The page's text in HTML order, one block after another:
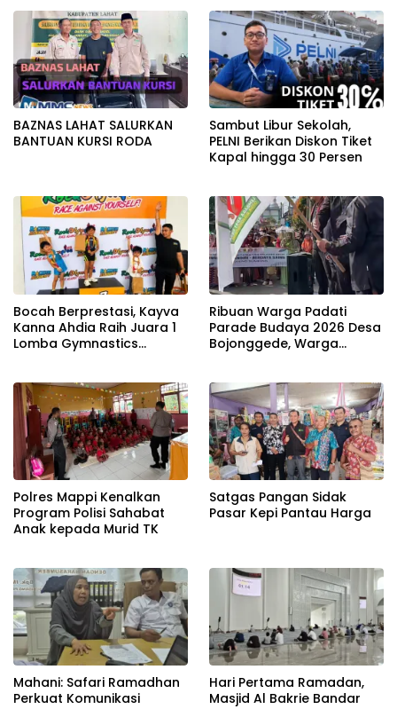
Pemotongan Kapal
BAZNAS LAHAT SALURKAN
BANTUAN KURSI RODA
Sambut Libur Sekolah,
PELNI Berikan Diskon Tiket
Kapal hingga 30 Persen
Bocah Berprestasi, Kayva
Kanna Ahdia Raih Juara 1
Lomba Gymnastics
Ribuan Warga Padati
Parade Budaya 2026 Desa
Bojonggede, Warga
Polres Mappi Kenalkan
Program Polisi Sahabat
Anak kepada Murid TK
Satgas Pangan Sidak
Pasar Kepi Pantau Harga
Mahani: Safari Ramadhan
Perkuat Komunikasi
Hari Pertama Ramadan,
Masjid Al Bakrie Bandar